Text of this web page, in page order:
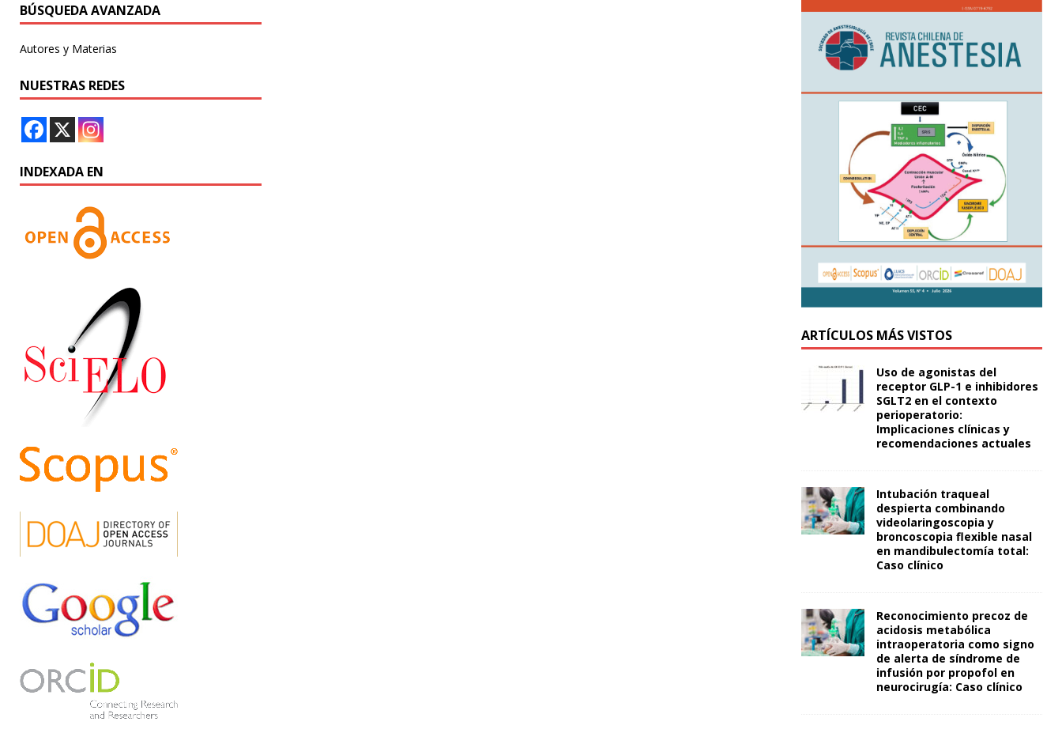
BÚSQUEDA AVANZADA
Autores y Materias
NUESTRAS REDES
INDEXADA EN
ARTÍCULOS MÁS VISTOS
Uso de agonistas del
receptor GLP-1 e inhibidores
SGLT2 en el contexto
perioperatorio:
Implicaciones clínicas y
recomendaciones actuales
Intubación traqueal
despierta combinando
videolaringoscopia y
broncoscopia flexible nasal
en mandibulectomía total:
Caso clínico
Reconocimiento precoz de
acidosis metabólica
intraoperatoria como signo
de alerta de síndrome de
infusión por propofol en
neurocirugía: Caso clínico